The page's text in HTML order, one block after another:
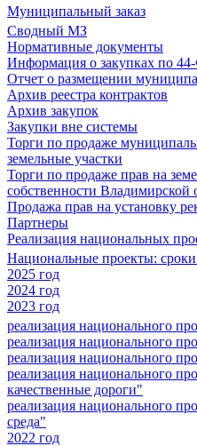
Муниципальный заказ
Сводный МЗ
Нормативные документы
Информация о закупках по
Отчет о размещении
Архив реестра контрактов
Архив закупок
Закупки вне системы
Торги по продаже
земельные участки
Торги по продаже прав на
собственности Владимирской
Продажа прав на установку
Партнеры
Реализация национальных
Национальные проекты:
2025 год
2024 год
2023 год
реализация национального
реализация национального
реализация национального
реализация национального
качественные дороги"
реализация национального
среда"
2022 год